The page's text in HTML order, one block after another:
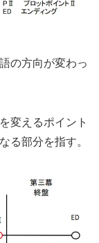
の方向が変わっ
変えるポイント
る部分を指す。